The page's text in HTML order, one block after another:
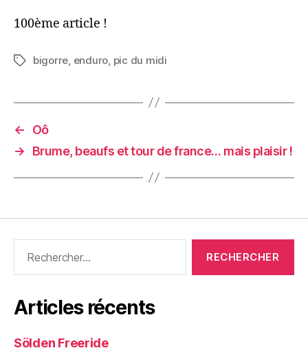
100ème article !
Étiquettes
bigorre, enduro, pic du midi
←
Oô
→
Brume, beaufs et tour de france… mais plaisir !
Articles récents
Sölden Freeride